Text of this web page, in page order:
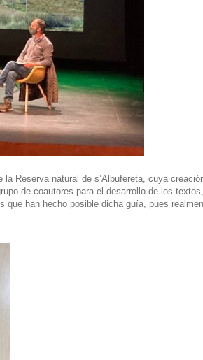
Reserva natural de s’Albufereta, cuya
de coautores para el desarrollo de los textos,
que han hecho posible dicha guía, pues